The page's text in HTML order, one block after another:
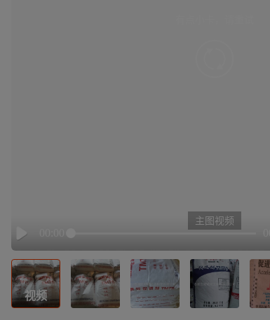
Play
主图视频
视频